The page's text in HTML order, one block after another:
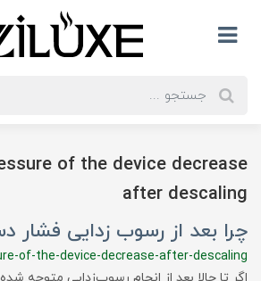
of the device decrease
after descaling
چرا بعد از رسوب زدایی فشار
of-the-device-decrease-after-descaling